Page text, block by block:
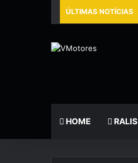
ÚLTIMAS NOTÍCIAS
HOME RALIS